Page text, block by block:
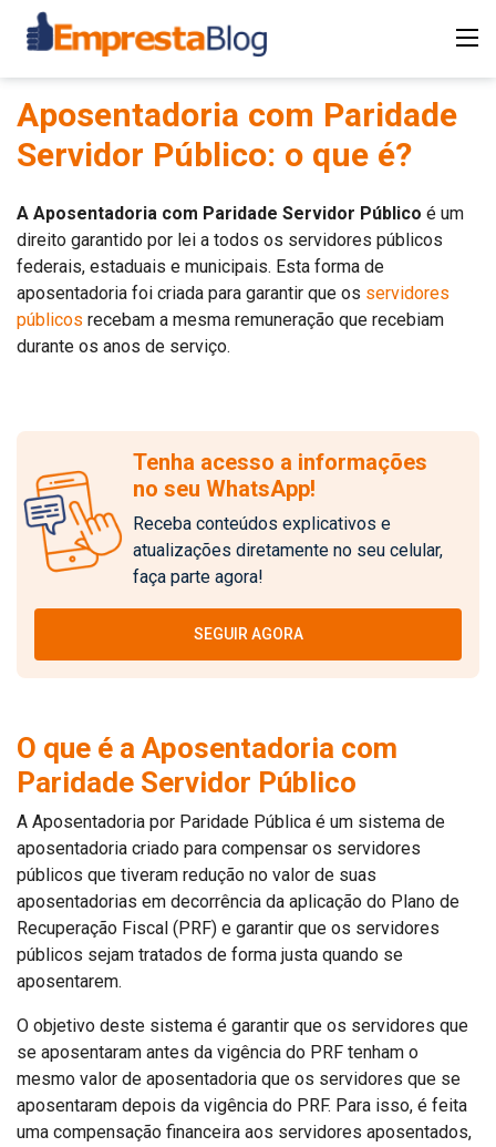
Aposentadoria com Paridade
Servidor Público: o que é?
A Aposentadoria com Paridade Servidor Público é um
direito garantido por lei a todos os servidores públicos
federais, estaduais e municipais. Esta forma de
aposentadoria foi criada para garantir que os servidores
públicos recebam a mesma remuneração que recebiam
durante os anos de serviço.
Tenha acesso a informações
no seu WhatsApp!
Receba conteúdos explicativos e
atualizações diretamente no seu celular,
faça parte agora!
SEGUIR AGORA
O que é a Aposentadoria com
Paridade Servidor Público
A Aposentadoria por Paridade Pública é um sistema de
aposentadoria criado para compensar os servidores
públicos que tiveram redução no valor de suas
aposentadorias em decorrência da aplicação do Plano de
Recuperação Fiscal (PRF) e garantir que os servidores
públicos sejam tratados de forma justa quando se
aposentarem.
O objetivo deste sistema é garantir que os servidores que
se aposentaram antes da vigência do PRF tenham o
mesmo valor de aposentadoria que os servidores que se
aposentaram depois da vigência do PRF. Para isso, é feita
uma compensação financeira aos servidores aposentados,